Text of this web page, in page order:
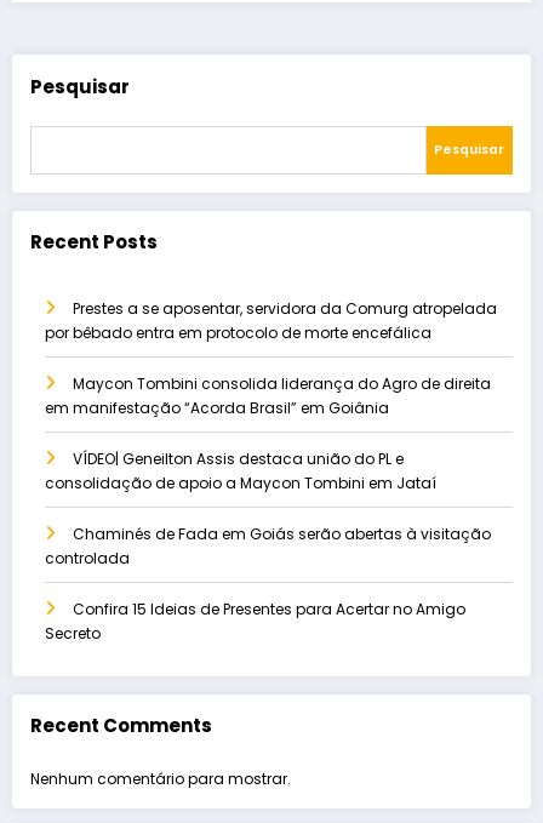
Pesquisar
Pesquisar
Recent Posts
Prestes a se aposentar, servidora da Comurg atropelada
por bêbado entra em protocolo de morte encefálica
Maycon Tombini consolida liderança do Agro de direita
em manifestação “Acorda Brasil” em Goiânia
VÍDEO| Geneilton Assis destaca união do PL e
consolidação de apoio a Maycon Tombini em Jataí
Chaminés de Fada em Goiás serão abertas à visitação
controlada
Confira 15 Ideias de Presentes para Acertar no Amigo
Secreto
Recent Comments
Nenhum comentário para mostrar.